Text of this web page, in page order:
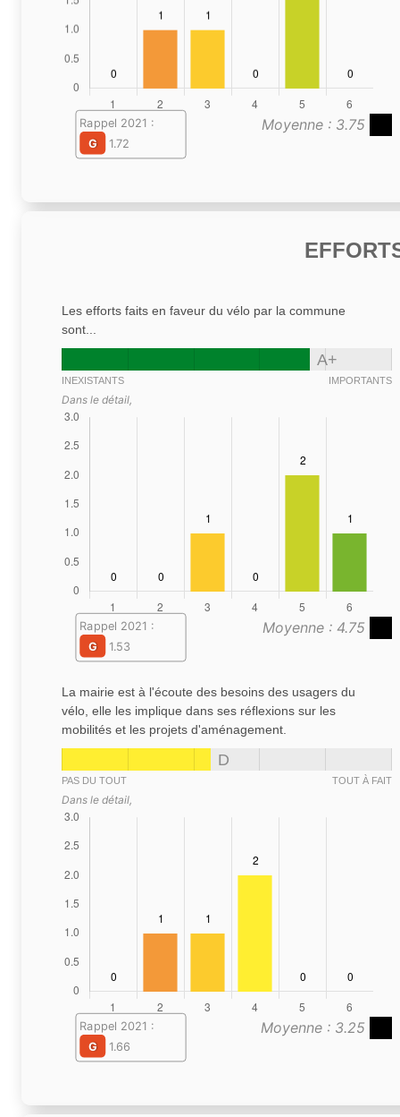
Moyenne : 3.75
Rappel 2021 :
G
1.72
Les efforts faits en faveur du vélo par la commune
sont...
A+
INEXISTANTS IMPORTANTS
Dans le détail,
Moyenne : 4.75
Rappel 2021 :
G
1.53
La mairie est à l'écoute des besoins des usagers du
vélo, elle les implique dans ses réflexions sur les
mobilités et les projets d'aménagement.
D
PAS DU TOUT TOUT À FAIT
Dans le détail,
Moyenne : 3.25
Rappel 2021 :
G
1.66